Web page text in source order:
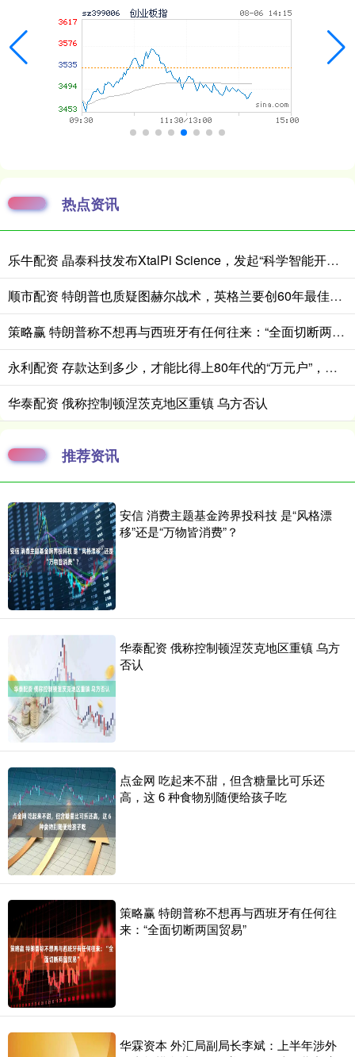
热点资讯
乐牛配资 晶泰科技发布XtalPi Science，发起“科学智能开放生态联盟”
顺市配资 特朗普也质疑图赫尔战术，英格兰要创60年最佳战绩困难重重
策略赢 特朗普称不想再与西班牙有任何往来：“全面切断两国贸易”
永利配资 存款达到多少，才能比得上80年代的“万元户”，你们超过了吗？
华泰配资 俄称控制顿涅茨克地区重镇 乌方否认
推荐资讯
安信 消费主题基金跨界投科技 是“风格漂
移”还是“万物皆消费”？
华泰配资 俄称控制顿涅茨克地区重镇 乌方
否认
点金网 吃起来不甜，但含糖量比可乐还
高，这 6 种食物别随便给孩子吃
策略赢 特朗普称不想再与西班牙有任何往
来：“全面切断两国贸易”
华霖资本 外汇局副局长李斌：上半年涉外